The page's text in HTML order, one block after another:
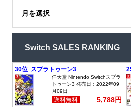
月を選択
Switch SALES RANKING